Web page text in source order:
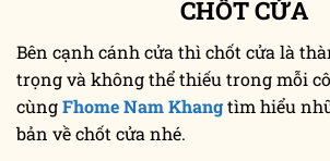
CHỐT CỬA
Bên cạnh cánh cửa thì chốt cửa là
trọng và không thể thiếu trong mỗi
cùngFhome Nam Khangtìm hiểu
bản về chốt cửa nhé.